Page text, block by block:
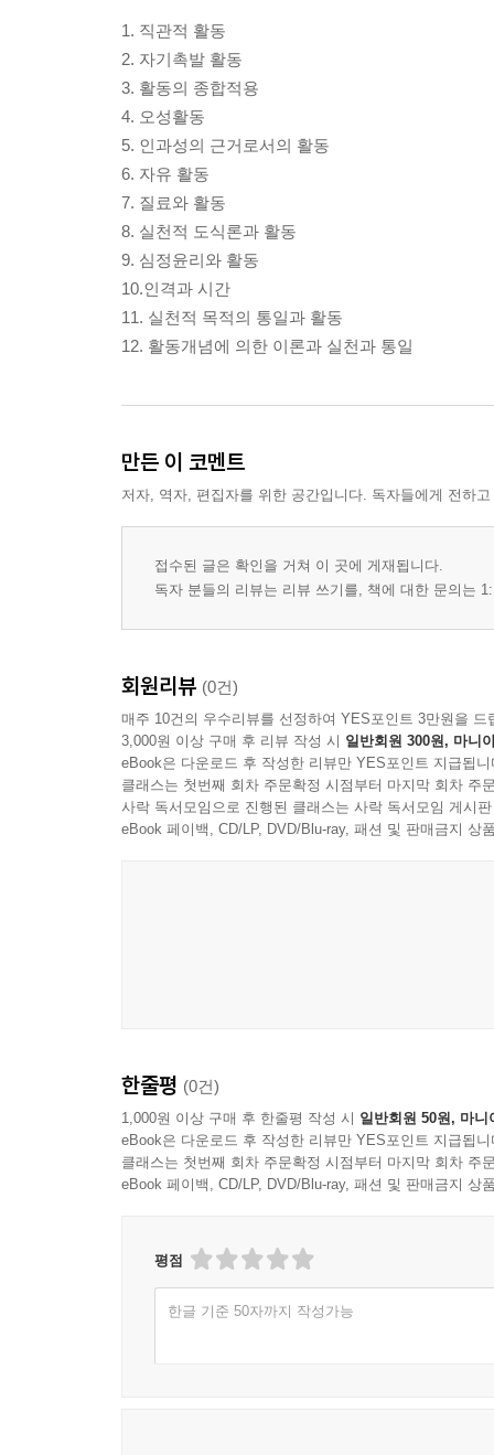
1. 직관적 활동
2. 자기촉발 활동
3. 활동의 종합적용
4. 오성활동
5. 인과성의 근거로서의 활동
6. 자유 활동
7. 질료와 활동
8. 실천적 도식론과 활동
9. 심정윤리와 활동
10.인격과 시간
11. 실천적 목적의 통일과 활동
12. 활동개념에 의한 이론과 실천과 통일
만든 이 코멘트
저자, 역자, 편집자를 위한 공간입니다. 독자들에게 전하
접수된 글은 확인을 거쳐 이 곳에 게재됩니다.
독자 분들의 리뷰는 리뷰 쓰기를, 책에 대한 문의는
회원리뷰 (0건)
매주 10건의 우수리뷰를 선정하여 YES포인트 3만원을 드
3,000원 이상 구매 후 리뷰 작성 시 일반회원 300원, 마니
eBook은 다운로드 후 작성한 리뷰만 YES포인트 지급됩니
클래스는 첫번째 회차 주문확정 시점부터 마지막 회차 주
사락 독서모임으로 진행된 클래스는 사락 독서모임 게시
eBook 페이백, CD/LP, DVD/Blu-ray, 패션 및 판매금지 상
한줄평 (0건)
1,000원 이상 구매 후 한줄평 작성 시 일반회원 50원, 마니
eBook은 다운로드 후 작성한 리뷰만 YES포인트 지급됩니
클래스는 첫번째 회차 주문확정 시점부터 마지막 회차 주
eBook 페이백, CD/LP, DVD/Blu-ray, 패션 및 판매금지 상
평점
한글 기준 50자까지 작성가능